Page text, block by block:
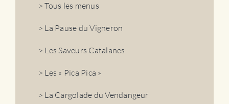
> Tous les menus
> La Pause du Vigneron
> Les Saveurs Catalanes
> Les « Pica Pica »
> La Cargolade du Vendangeur